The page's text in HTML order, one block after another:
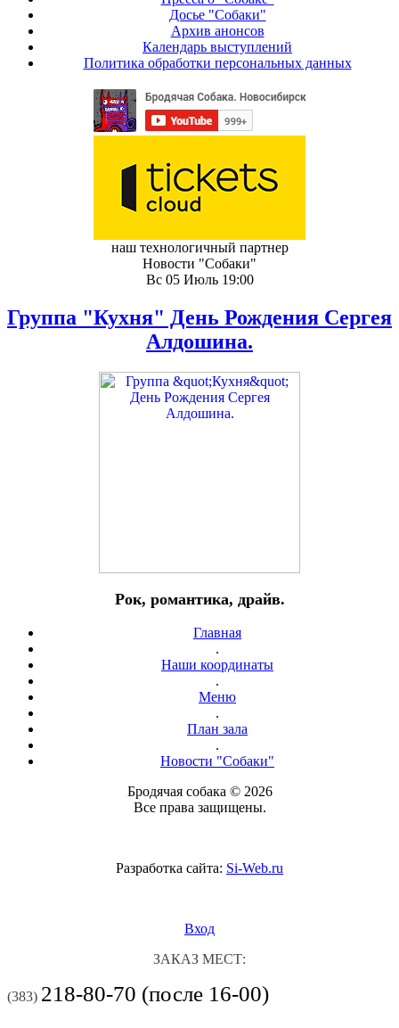
Досье "Собаки"
Архив анонсов
Календарь выступлений
Политика обработки персональных данных
наш технологичный партнер
Новости "Собаки"
Вс 05 Июль 19:00
Группа "Кухня" День Рождения Сергея
Алдошина.
Рок, романтика, драйв.
Главная
.
Наши координаты
.
Меню
.
План зала
.
Новости "Собаки"
Бродячая собака © 2026
Все права защищены.
Разработка сайта: Si-Web.ru
Вход
ЗАКАЗ МЕСТ:
(383) 218-80-70 (после 16-00)